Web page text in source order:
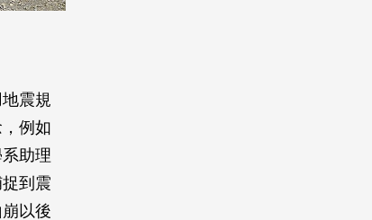
震規
例如
助理
到震
以後